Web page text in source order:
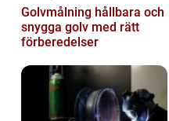
Golvmålning hållbara och
snygga golv med rätt
förberedelser